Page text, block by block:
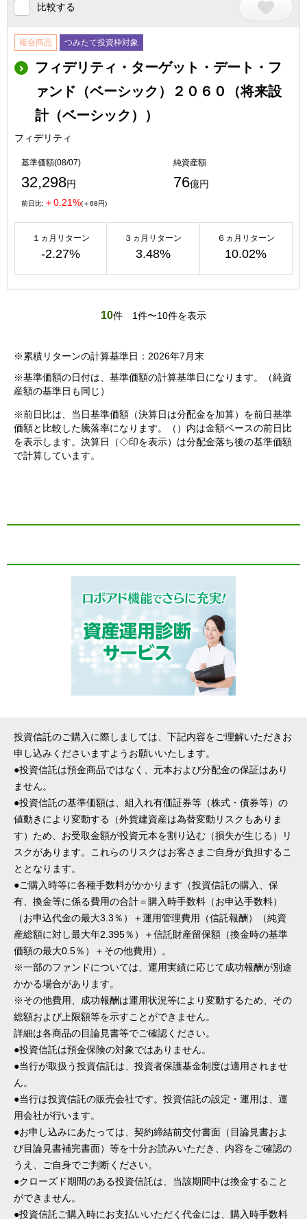
比較する
複合商品 つみたて投資枠対象
フィデリティ・ターゲット・デート・フ
ァンド（ベーシック）２０６０（将来設
計（ベーシック））
フィデリティ
基準価額(08/07)
32,298円
純資産額
76億円
前日比: ＋0.21%(＋68円)
１ヵ月リターン
-2.27%
３ヵ月リターン
3.48%
６ヵ月リターン
10.02%
10件 1件〜10件を表示
※累積リターンの計算基準日：2026年7月末
※基準価額の日付は、基準価額の計算基準日になります。（純資
産額の基準日も同じ）
※前日比は、当日基準価額（決算日は分配金を加算）を前日基準
価額と比較した騰落率になります。（）内は金額ベースの前日比
を表示します。決算日（◇印を表示）は分配金落ち後の基準価額
で計算しています。
投資信託のご購入に際しましては、下記内容をご理解いただきお
申し込みくださいますようお願いいたします。
●投資信託は預金商品ではなく、元本および分配金の保証はあり
ません。
●投資信託の基準価額は、組入れ有価証券等（株式・債券等）の
値動きにより変動する（外貨建資産は為替変動リスクもありま
す）ため、お受取金額が投資元本を割り込む（損失が生じる）リ
スクがあります。これらのリスクはお客さまご自身が負担するこ
ととなります。
●ご購入時等に各種手数料がかかります（投資信託の購入、保
有、換金等に係る費用の合計＝購入時手数料（お申込手数料）
（お申込代金の最大3.3％）＋運用管理費用（信託報酬）（純資
産総額に対し最大年2.395％）＋信託財産留保額（換金時の基準
価額の最大0.5％）＋その他費用）。
※一部のファンドについては、運用実績に応じて成功報酬が別途
かかる場合があります。
※その他費用、成功報酬は運用状況等により変動するため、その
総額および上限額等を示すことができません。
詳細は各商品の目論見書等でご確認ください。
●投資信託は預金保険の対象ではありません。
●当行が取扱う投資信託は、投資者保護基金制度は適用されませ
ん。
●当行は投資信託の販売会社です。投資信託の設定・運用は、運
用会社が行います。
●お申し込みにあたっては、契約締結前交付書面（目論見書およ
び目論見書補完書面）等を十分お読みいただき、内容をご確認の
うえ、ご自身でご判断ください。
●クローズド期間のある投資信託は、当該期間中は換金すること
ができません。
●投資信託ご購入時にお支払いいただく代金には、購入時手数料